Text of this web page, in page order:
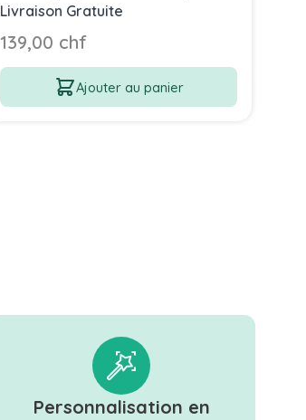
Livraison Gratuite
139,00 chf
Ajouter au panier
Personnalisation en